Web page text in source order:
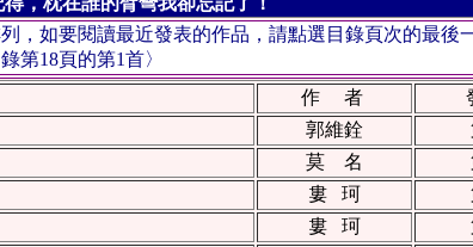
，如要閱讀最近發表的作品，請點選目錄頁次的最後
第18頁的第1首〉
作 者
郭維銓
莫 名
婁 珂
婁 珂